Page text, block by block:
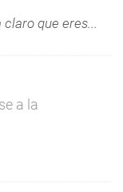
que eres...
a la